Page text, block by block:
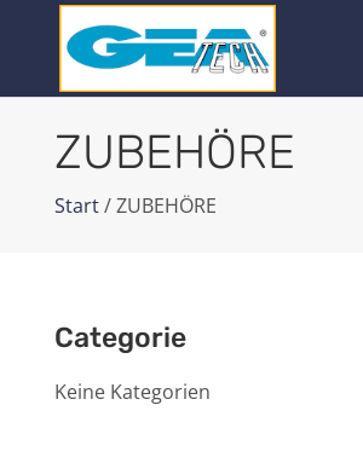
ZUBEHÖRE
Start/ ZUBEHÖRE
Categorie
Keine Kategorien